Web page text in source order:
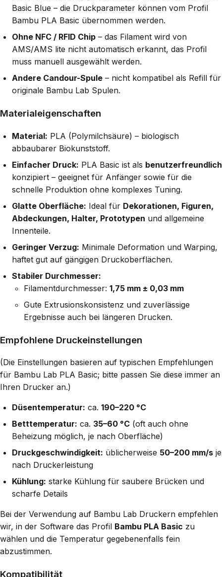
Basic Blue – die Druckparameter können vom Profil
Bambu PLA Basic übernommen werden.
Ohne NFC / RFID Chip – das Filament wird von
AMS/AMS lite nicht automatisch erkannt, das Profil
muss manuell ausgewählt werden.
Andere Candour-Spule – nicht kompatibel als Refill für
originale Bambu Lab Spulen.
Materialeigenschaften
Material: PLA (Polymilchsäure) – biologisch
abbaubarer Biokunststoff.
Einfacher Druck: PLA Basic ist als benutzerfreundlich
konzipiert – geeignet für Anfänger sowie für die
schnelle Produktion ohne komplexes Tuning.
Glatte Oberfläche: Ideal für Dekorationen, Figuren,
Abdeckungen, Halter, Prototypen und allgemeine
Innenteile.
Geringer Verzug: Minimale Deformation und Warping,
haftet gut auf gängigen Druckoberflächen.
Stabiler Durchmesser:
Filamentdurchmesser: 1,75 mm ± 0,03 mm
Gute Extrusionskonsistenz und zuverlässige
Ergebnisse auch bei längeren Drucken.
Empfohlene Druckeinstellungen
(Die Einstellungen basieren auf typischen Empfehlungen
für Bambu Lab PLA Basic; bitte passen Sie diese immer an
Ihren Drucker an.)
Düsentemperatur: ca. 190–220 °C
Betttemperatur: ca. 35–60 °C (oft auch ohne
Beheizung möglich, je nach Oberfläche)
Druckgeschwindigkeit: üblicherweise 50–200 mm/s je
nach Druckerleistung
Kühlung: starke Kühlung für saubere Brücken und
scharfe Details
Bei der Verwendung auf Bambu Lab Druckern empfehlen
wir, in der Software das Profil Bambu PLA Basic zu
wählen und die Temperatur gegebenenfalls fein
abzustimmen.
Kompatibilität